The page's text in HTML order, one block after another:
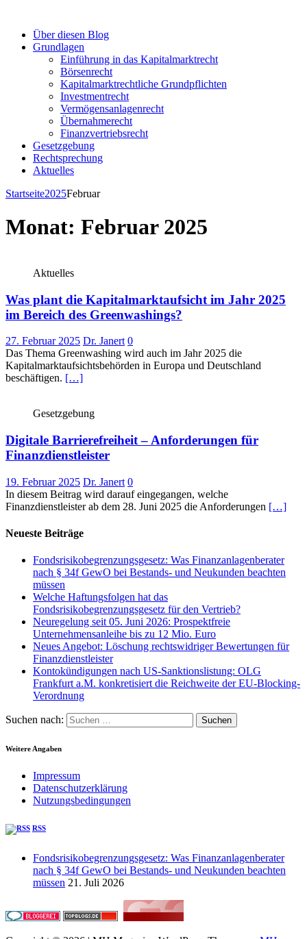
Über diesen Blog
Grundlagen
Einführung in das Kapitalmarktrecht
Börsenrecht
Kapitalmarktrechtliche Grundpflichten
Investmentrecht
Vermögensanlagenrecht
Übernahmerecht
Finanzvertriebsrecht
Gesetzgebung
Rechtsprechung
Aktuelles
Startseite2025Februar
Monat: Februar 2025
Aktuelles
Was plant die Kapitalmarktaufsicht im Jahr 2025
im Bereich des Greenwashings?
27. Februar 2025 Dr. Janert 0
Das Thema Greenwashing wird auch im Jahr 2025 die
Kapitalmarktaufsichtsbehörden in Europa und Deutschland
beschäftigen. […]
Gesetzgebung
Digitale Barrierefreiheit – Anforderungen für
Finanzdienstleister
19. Februar 2025 Dr. Janert 0
In diesem Beitrag wird darauf eingegangen, welche
Finanzdienstleister ab dem 28. Juni 2025 die Anforderungen […]
Neueste Beiträge
Fondsrisikobegrenzungsgesetz: Was Finanzanlagenberater
nach § 34f GewO bei Bestands- und Neukunden beachten
müssen
Welche Haftungsfolgen hat das
Fondsrisikobegrenzungsgesetz für den Vertrieb?
Neuregelung seit 05. Juni 2026: Prospektfreie
Unternehmensanleihe bis zu 12 Mio. Euro
Neues Angebot: Löschung rechtswidriger Bewertungen für
Finanzdienstleister
Kontokündigungen nach US-Sanktionslistung: OLG
Frankfurt a.M. konkretisiert die Reichweite der EU-Blocking-
Verordnung
Suchen nach:
Weitere Angaben
Impressum
Datenschutzerklärung
Nutzungsbedingungen
RSS
Fondsrisikobegrenzungsgesetz: Was Finanzanlagenberater
nach § 34f GewO bei Bestands- und Neukunden beachten
müssen 21. Juli 2026